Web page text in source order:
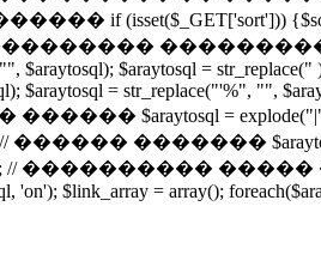
��������� �
$araytosql =
$araytosql = str_replace("'%", "",
$araytosql = explode("|",
// ������ �������
// ����������
'on'); $link_array = array();